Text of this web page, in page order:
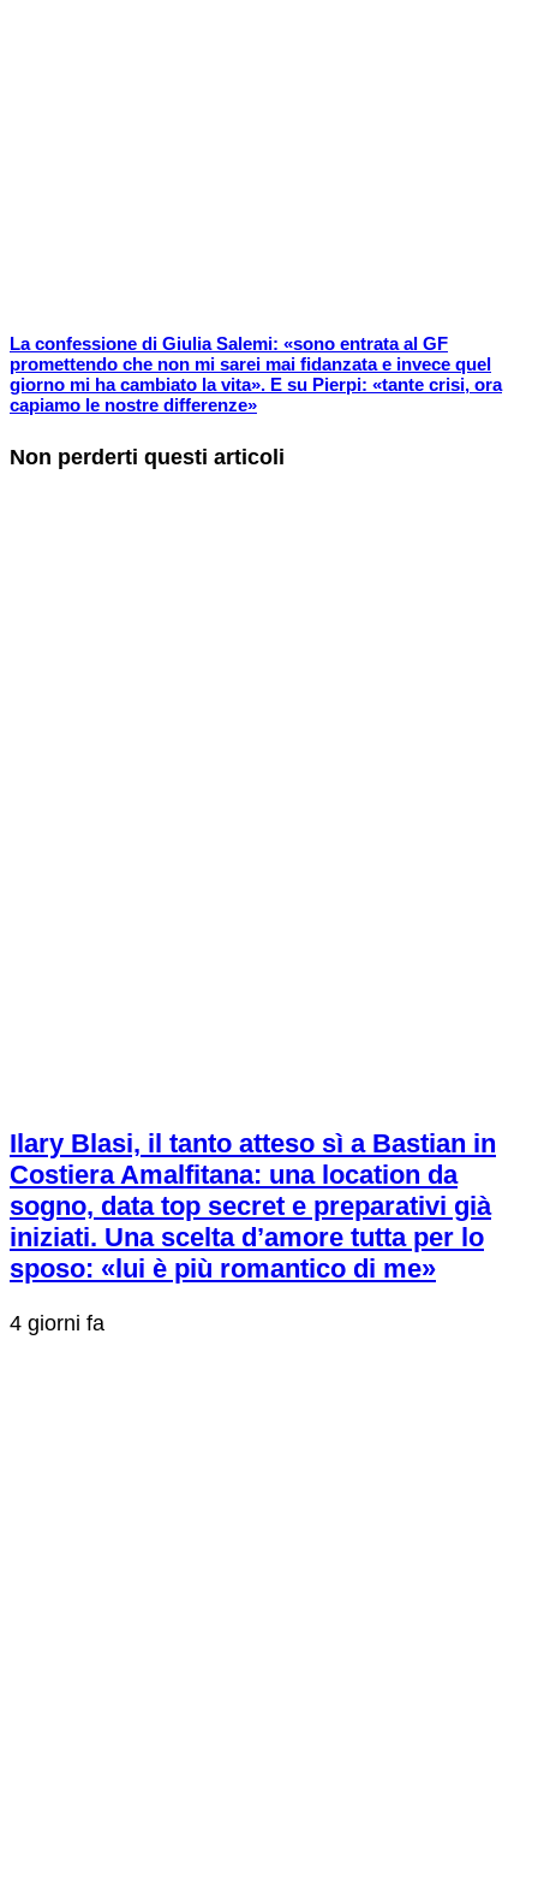
La confessione di Giulia Salemi: «sono entrata al GF
promettendo che non mi sarei mai fidanzata e invece quel
giorno mi ha cambiato la vita». E su Pierpi: «tante crisi, ora
capiamo le nostre differenze»
Non perderti questi articoli
Ilary Blasi, il tanto atteso sì a Bastian in
Costiera Amalfitana: una location da
sogno, data top secret e preparativi già
iniziati. Una scelta d’amore tutta per lo
sposo: «lui è più romantico di me»
4 giorni fa